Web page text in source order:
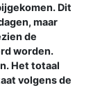
Dit
maar
de
worden.
Het totaal
volgens de